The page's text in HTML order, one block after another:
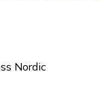
Nordic